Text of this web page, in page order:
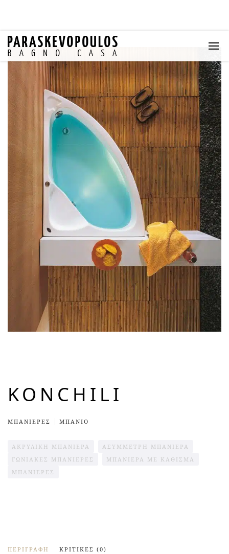
KONCHILI
ΜΠΑΝΙΈΡΕΣ ΜΠΆΝΙΟ
ΑΚΡΥΛΙΚΉ ΜΠΑΝΙΈΡΑ
ΑΣΎΜΜΕΤΡΗ ΜΠΑΝΙΈΡΑ
ΓΩΝΙΑΚΈΣ ΜΠΑΝΙΈΡΕΣ
ΜΠΑΝΙΈΡΑ ΜΕ ΚΆΘΙΣΜΑ
ΜΠΑΝΙΕΡΕΣ
ΠΕΡΙΓΡΑΦΉ ΚΡΙΤΙΚΈΣ (0)